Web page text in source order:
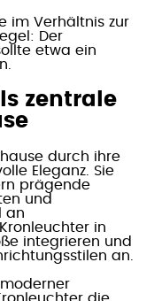
im Verhältnis zur
Der
etwa ein
zentrale
durch ihre
Eleganz. Sie
prägende
und
an
in
integrieren und
an.
die